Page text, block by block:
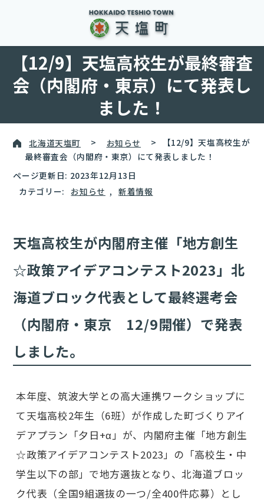
【12/9】天塩高校生が最終審査
会（内閣府・東京）にて発表し
ました！
北海道天塩町 > お知らせ >
【12/9】天塩高校生が
最終審査会（内閣府・東京）にて発表しました！
ページ更新日: 2023年12月13日
カテゴリー:
お知らせ , 新着情報
天塩高校生が内閣府主催「地方創生
☆政策アイデアコンテスト2023」北
海道ブロック代表として最終選考会
（内閣府・東京 12/9開催）で発表
しました。
本年度、筑波大学との高大連携ワークショップに
て天塩高校2年生（6班）が作成した町づくりアイ
デアプラン「夕日+α」が、内閣府主催「地方創生
☆政策アイデアコンテスト2023」の「高校生・中
学生以下の部」で地方選抜となり、北海道ブロッ
ク代表（全国9組選抜の一つ/全400件応募）とし